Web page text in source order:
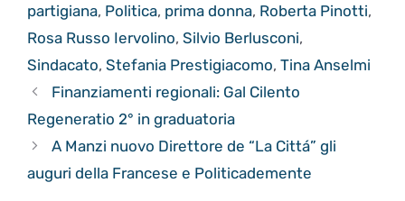
partigiana, Politica, prima donna, Roberta Pinotti,
Rosa Russo Iervolino, Silvio Berlusconi,
Sindacato, Stefania Prestigiacomo, Tina Anselmi
Finanziamenti regionali: Gal Cilento
Regeneratio 2° in graduatoria
A Manzi nuovo Direttore de “La Cittá” gli
auguri della Francese e Politicademente